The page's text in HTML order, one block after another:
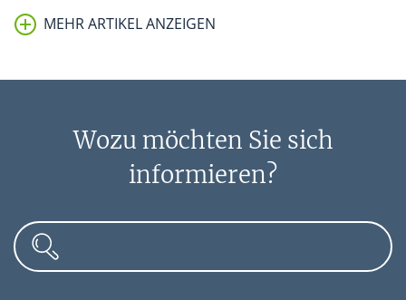
MEHR ARTIKEL ANZEIGEN
Wozu möchten Sie sich
informieren?